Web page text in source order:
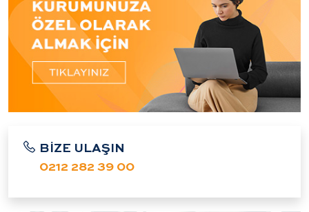
BİZE ULAŞIN
0212 282 39 00